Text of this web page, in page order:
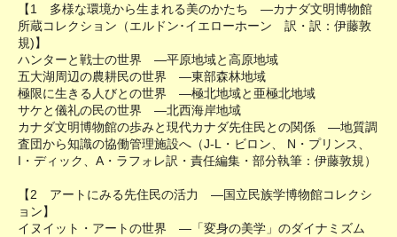
【1 多様な環境から生まれる美のかたち ―カナダ文明博物館
所蔵コレクション（エルドン･イエローホーン 訳・訳：伊藤敦
規)】
ハンターと戦士の世界 ―平原地域と高原地域
五大湖周辺の農耕民の世界 ―東部森林地域
極限に生きる人びとの世界 ―極北地域と亜極北地域
サケと儀礼の民の世界 ―北西海岸地域
カナダ文明博物館の歩みと現代カナダ先住民との関係 ―地質調
査団から知識の協働管理施設へ（J-L・ビロン、 N・プリンス、
I・ディック、A・ラフォレ訳・責任編集・部分執筆：伊藤敦規）
【2 アートにみる先住民の活力 ―国立民族学博物館コレクシ
ョン】
イヌイット・アートの世界 ―「変身の美学」のダイナミズム